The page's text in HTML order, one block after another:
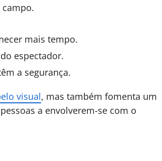
mais tempo.
espectador.
a segurança.
visual, mas também fomenta um
a envolverem-se com o